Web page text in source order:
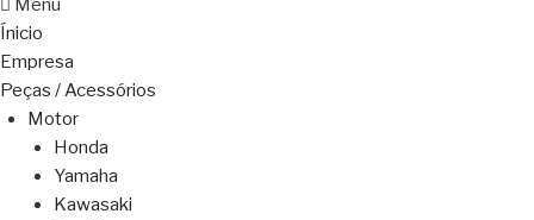
Ínicio
Empresa
Peças / Acessórios
Motor
Honda
Yamaha
Kawasaki